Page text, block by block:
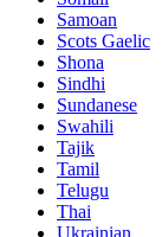
Samoan
Scots Gaelic
Shona
Sindhi
Sundanese
Swahili
Tajik
Tamil
Telugu
Thai